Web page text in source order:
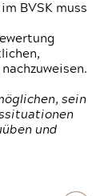
BVSK muss
sein
und